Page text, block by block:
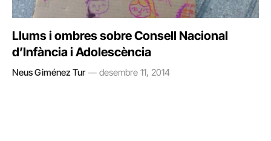
Llums i ombres sobre Consell Nacional
d’Infància i Adolescència
Neus Giménez Tur desembre 11, 2014